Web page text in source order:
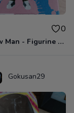
0
Chainsaw Man - Figurine Aki Hayakawa - Banpresto Qposket Bandai
Gokusan29